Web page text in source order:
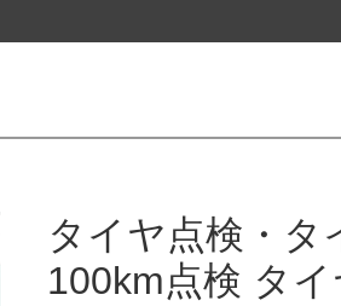
タイヤ点検・タ
100km点検 タ